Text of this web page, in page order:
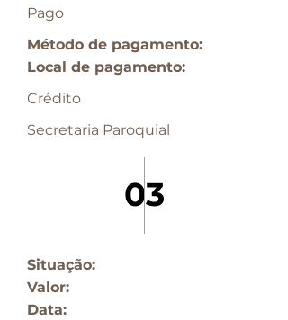
Pago
Método de pagamento:
Local de pagamento:
Crédito
Secretaria Paroquial
03
Situação:
Valor:
Data: